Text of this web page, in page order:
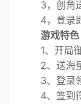
3，创角送
4，登录即
游戏特色
1、开局御
2、送海量
3、登录领
4、签到得